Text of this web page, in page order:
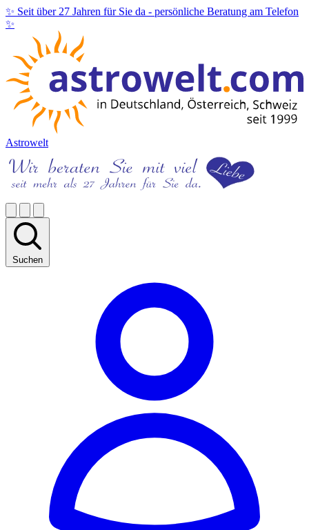
✨ Seit über 27 Jahren für Sie da - persönliche Beratung am Telefon
✨
Astrowelt
Suchen